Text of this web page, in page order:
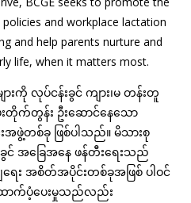
and workplace lactation
and help parents nurture and
life, when it matters most.
ားကို လုပ်ငန်းခွင် ကျား၊မ တန်းတူ
တိုက်တွန်း ဦးဆောင်နေသော
တစ်ခု ဖြစ်ပါသည်။ မိသားစု
အခြေအနေ ဖန်တီးရေးသည်
ရေး အစိတ်အပိုင်းတစ်ခုအဖြစ် ပါဝင်
ထောက်ပံ့ပေးမှုသည်လည်း